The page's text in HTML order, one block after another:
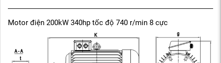
Motor điện 200kW 340hp tốc độ 740 r/min 8 cực